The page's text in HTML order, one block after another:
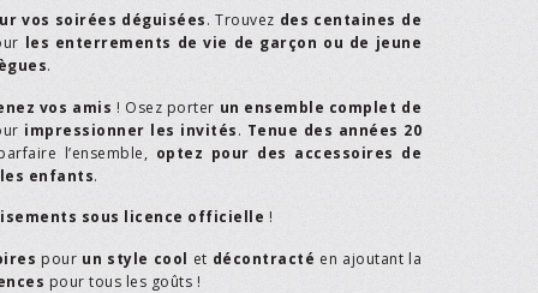
vos soirées déguisées. Trouvez des centaines de
les enterrements de vie de garçon ou de jeune
.
vos amis ! Osez porter un ensemble complet de
impressionner les invités. Tenue des années 20
l’ensemble, optez pour des accessoires de
les enfants.
sous licence officielle !
pour un style cool et décontracté en ajoutant la
pour tous les goûts !